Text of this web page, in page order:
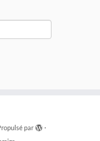
par
·